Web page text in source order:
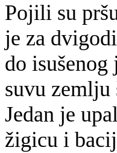
Pojili su
je za
do
suvu
Jedan je
žigicu i